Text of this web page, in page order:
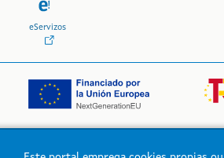
eServizos